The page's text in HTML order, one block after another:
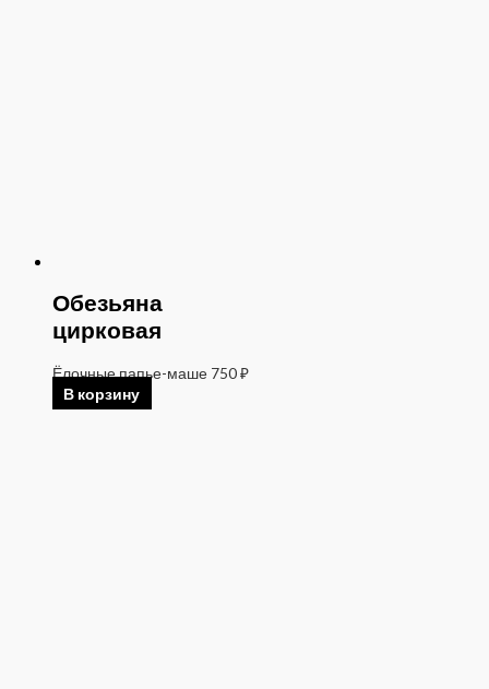
Обезьяна
цирковая
Ёлочные папье-маше 750₽
В корзину